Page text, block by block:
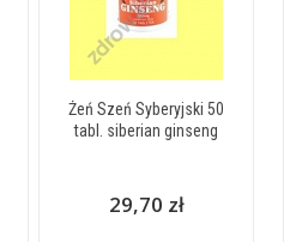
Żeń Szeń Syberyjski 50
tabl. siberian ginseng
29,70 zł